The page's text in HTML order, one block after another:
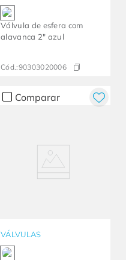
Válvula de esfera com
alavanca 2" azul
Cód.:90303020006
Comparar
VÁLVULAS